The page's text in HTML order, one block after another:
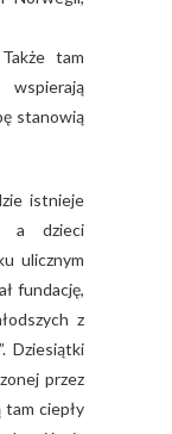
tam
wspierają
stanowią
istnieje
a dzieci
ulicznym
fundację,
z
Dziesiątki
przez
ciepły